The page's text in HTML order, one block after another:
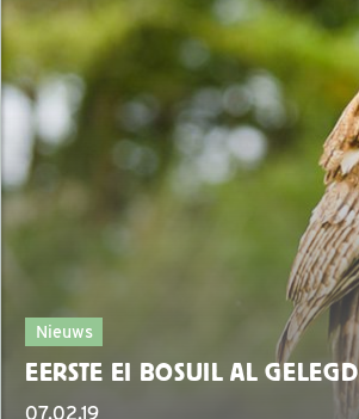
Nieuws
EERSTE EI BOSUIL AL GELEGD
07.02.19